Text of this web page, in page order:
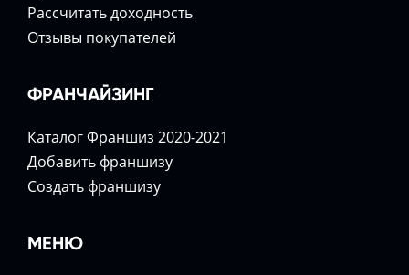
Расcчитать доходность
Отзывы покупателей
ФРАНЧАЙЗИНГ
Каталог Франшиз 2020-2021
Добавить франшизу
Создать франшизу
МЕНЮ